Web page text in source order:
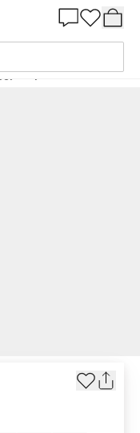
Grey - 1042301-05